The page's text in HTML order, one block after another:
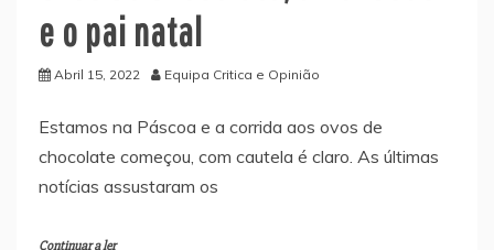
e o pai natal
Abril 15, 2022 Equipa Critica e Opinião
Estamos na Páscoa e a corrida aos ovos de
chocolate começou, com cautela é claro. As últimas
notícias assustaram os
Continuar a ler